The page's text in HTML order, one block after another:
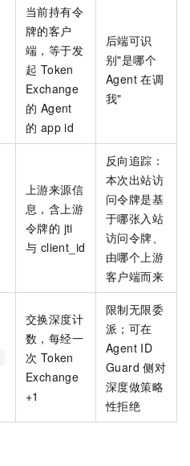
当前持有令
牌的客户
端，等于发
起 Token
Exchange
的 Agent
的 app id
后端可识
别"是哪个
Agent 在调
我"
上游来源信
息，含上游
令牌的 jti
与 client_id
反向追踪：
本次出站访
问令牌是基
于哪张入站
访问令牌、
由哪个上游
客户端而来
交换深度计
数，每经一
次 Token
Exchange
+1
限制无限委
派；可在
Agent ID
Guard 侧对
深度做策略
性拒绝